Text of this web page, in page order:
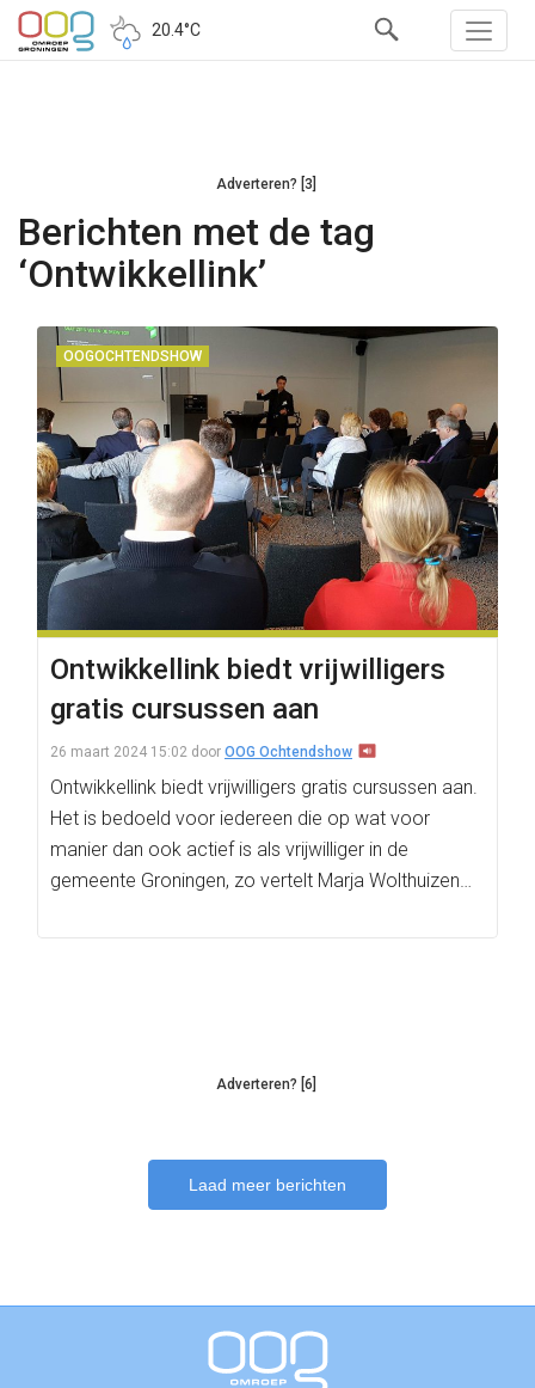
20.4°C
Adverteren? [3]
Berichten met de tag
‘Ontwikkellink’
OOGOCHTENDSHOW
Ontwikkellink biedt vrijwilligers
gratis cursussen aan
26 maart 2024 15:02 door OOG Ochtendshow
Ontwikkellink biedt vrijwilligers gratis cursussen aan.
Het is bedoeld voor iedereen die op wat voor
manier dan ook actief is als vrijwilliger in de
gemeente Groningen, zo vertelt Marja Wolthuizen…
Adverteren? [6]
Laad meer berichten